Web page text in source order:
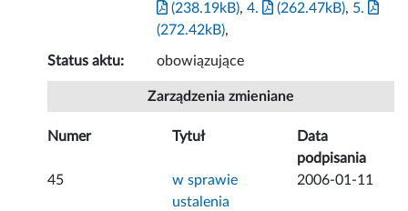
(238.19kB),4. (262.47kB), 5.
(272.42kB),
Status aktu: obowiązujące
Zarządzenia zmieniane
Numer Tytuł
Data
podpisania
45
w sprawie
ustalenia
2006-01-11